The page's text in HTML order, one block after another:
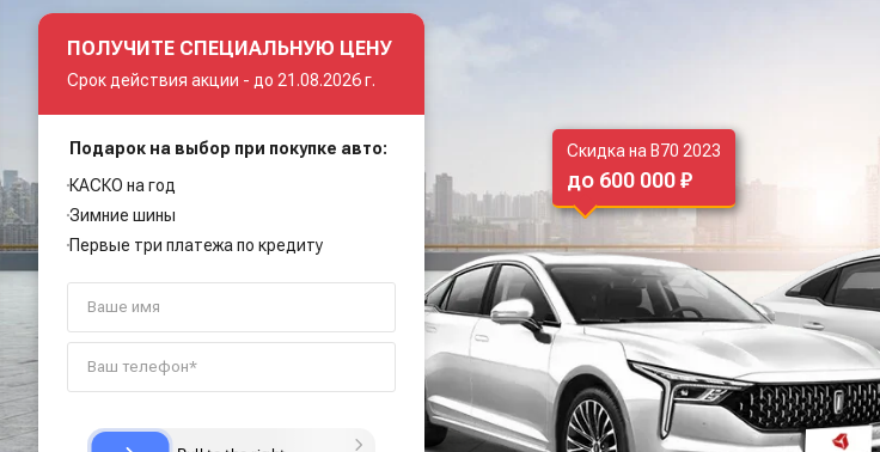
ПОЛУЧИТЕ СПЕЦИАЛЬНУЮ ЦЕНУ
Срок действия акции - до 21.08.2026 г.
Подарок на выбор при покупке авто:
КАСКО на год
Зимние шины
Первые три платежа по кредиту
Скидка на B70 2023
до 600 000 ₽